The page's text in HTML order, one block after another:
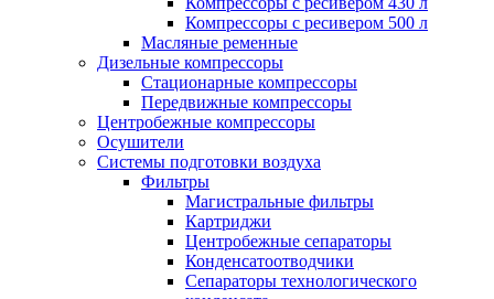
Компрессоры с ресивером 500 л
Масляные ременные
Дизельные компрессоры
Стационарные компрессоры
Передвижные компрессоры
Центробежные компрессоры
Осушители
Системы подготовки воздуха
Фильтры
Магистральные фильтры
Картриджи
Центробежные сепараторы
Конденсатоотводчики
Сепараторы технологического